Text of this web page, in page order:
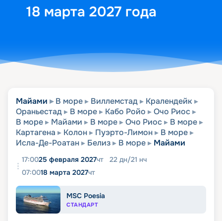
18 марта 2027 года
Майами В море Виллемстад
Кралендейк
Ораньестад
В море Кабо Ройо
Очо Риос
В море
Майами В море Очо Риос
В море
Картагена
Колон Пуэрто-Лимон
В море
Исла-Де-Роатан
Белиз В море Майами
17:0025 февраля 2027чт 22 дн/21 нч
07:0018 марта 2027чт
MSC Poesia
СТАНДАРТ